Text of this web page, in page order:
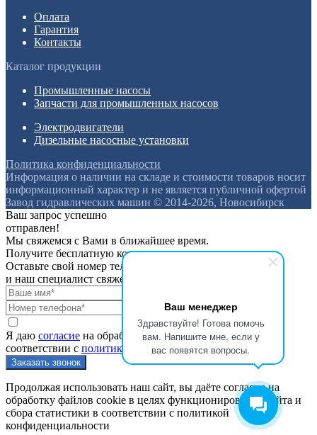
Ваш менеджер
Здравствуйте! Готова помочь
вам. Напишите мне, если у
вас появятся вопросы.
Оплата
Гарантия
Контакты
Каталог продукции
Промышленные насосы
Запчасти для промышленных насосов
Электродвигатели
Дизельные насосные установки
Политика конфиденциальности
Информация о наличии на складе и стоимости товаров носит
информационный характер и не является публичной офертой
Завод гидравлических машин © 2014-2026, Новосибирск
Ваш запрос успешно
отправлен!
Мы свяжемся с Вами в ближайшее время.
Получите бесплатную консультацию
Оставьте свой номер телефона
и наш специалист свяжется с вами
Я даю согласие на обработку персональных данных в
соответствии с политикой конфиденциальности
Продолжая использовать наш сайт, вы даёте согласие на
обработку файлов cookie в целях функционирования сайта и
сбора статистики в соответствии с политикой
конфиденциальности